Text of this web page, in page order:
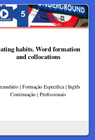
habits​. Word formation
and collocations​
| Formação Específica | Inglês
Continuação | Profissionais